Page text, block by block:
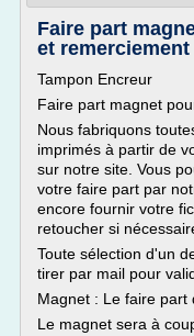
Faire part
et remerciement
Tampon Encreur
Faire part magnet
Nous fabriquons
imprimés à partir de
sur notre site. Vous
votre faire part par
encore fournir votre
retoucher si
Toute sélection d'un
tirer par mail pour
Magnet : Le faire part
Le magnet sera à